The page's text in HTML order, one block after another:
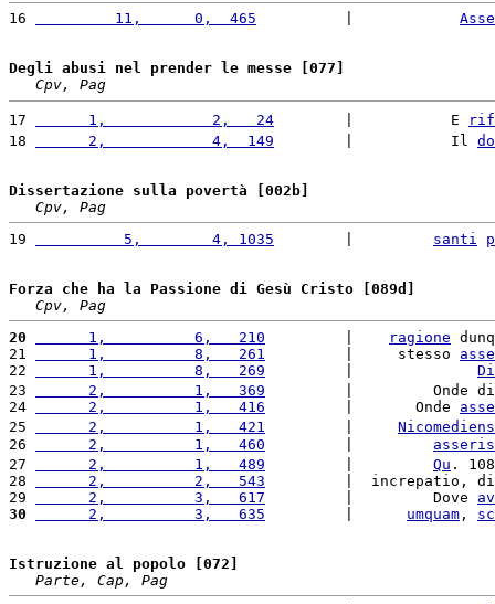
16
         11,      0,  465
Degli abusi nel prender le messe [077]
Cpv, Pag
17
      1,            2,   24
        |           E
18
      2,            4,  149
        |           Il
Dissertazione sulla povertà [002b]
Cpv, Pag
19
          5,        4, 1035
santi
Forza che ha la Passione di Gesù Cristo [089d]
Cpv, Pag
20
      1,          6,   210
ragione
21
      1,          8,   261
         |     stesso
22
      1,          8,   269
23
      2,          1,   369
|         Onde
24
      2,          1,   416
         |       Onde
25
      2,          1,   421
26
      2,          1,   460
27
      2,          1,   489
Qu .
28
      2,          2,   543
|  increpatio,
29
      2,          3,   617
         |         Dove
30
      2,          3,   635
umquam ,
Istruzione al popolo [072]
Parte, Cap, Pag